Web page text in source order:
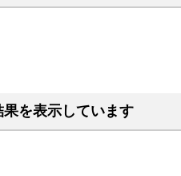
を表示しています